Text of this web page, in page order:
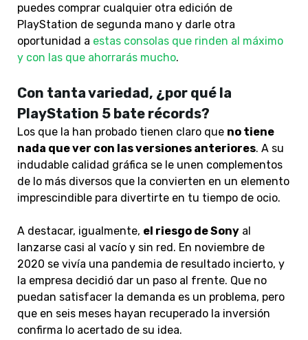
puedes comprar cualquier otra edición de
PlayStation de segunda mano y darle otra
oportunidad a estas consolas que rinden al máximo
y con las que ahorrarás mucho.
Con tanta variedad, ¿por qué la
PlayStation 5 bate récords?
Los que la han probado tienen claro que no tiene
nada que ver con las versiones anteriores. A su
indudable calidad gráfica se le unen complementos
de lo más diversos que la convierten en un elemento
imprescindible para divertirte en tu tiempo de ocio.
A destacar, igualmente, el riesgo de Sony al
lanzarse casi al vacío y sin red. En noviembre de
2020 se vivía una pandemia de resultado incierto, y
la empresa decidió dar un paso al frente. Que no
puedan satisfacer la demanda es un problema, pero
que en seis meses hayan recuperado la inversión
confirma lo acertado de su idea.